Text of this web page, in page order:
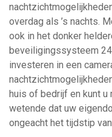
overdag als ’s nachts.
ook in het donker
beveiligingssysteem
investeren in een
huis of bedrijf en kunt u
wetende dat uw
ongeacht het tijdstip